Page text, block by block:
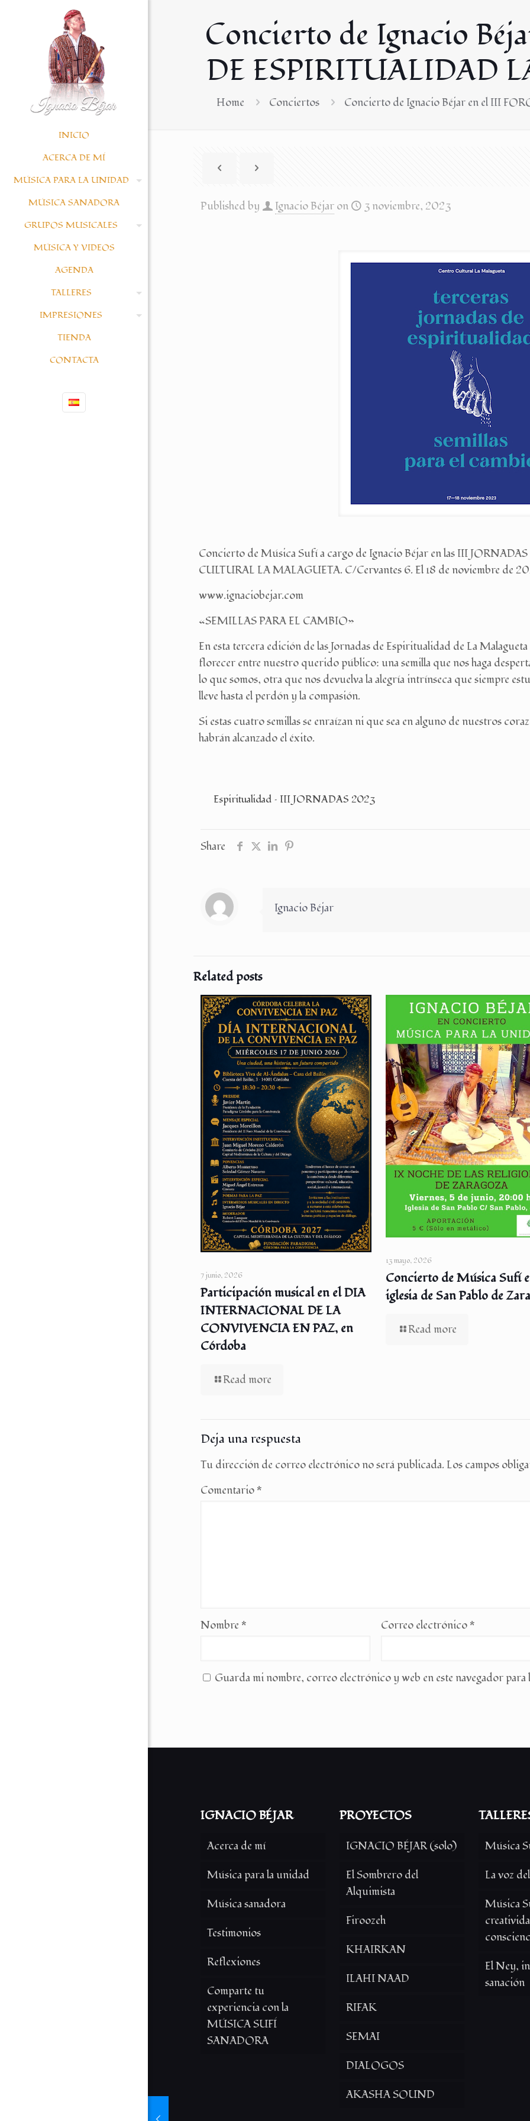
INICIO
ACERCA DE MÍ
MÚSICA PARA LA UNIDAD
MÚSICA SANADORA
GRUPOS MUSICALES
MÚSICA Y VIDEOS
AGENDA
TALLERES
IMPRESIONES
TIENDA
CONTACTA
Concierto de Ignacio
DE ESPIRITUALIDAD
Home Conciertos Concierto de Ignacio Béjar en el III
Published by Ignacio Béjar on 3 noviembre, 2023
Concierto de Música Sufí a cargo de Ignacio Béjar en las III
CULTURAL LA MALAGUETA. C/Cervantes 6. El 18 de noviembre de
www.ignaciobejar.com
«SEMILLAS PARA EL CAMBIO»
En esta tercera edición de las Jornadas de Espiritualidad de La
florecer entre nuestro querido público: una semilla que nos haga
lo que somos, otra que nos devuelva la alegría intrínseca que siempre
lleve hasta el perdón y la compasión.
Si estas cuatro semillas se enraízan ni que sea en alguno de nuestros
habrán alcanzado el éxito.
Espiritualidad – III JORNADAS 2023
Share
Ignacio Béjar
Related posts
7 junio, 2026
Participación musical en el DIA
INTERNACIONAL DE LA
CONVIVENCIA EN PAZ, en
Córdoba
Read more
13 mayo, 2026
Concierto de Música Sufí
iglesia de San Pablo de
Read more
Deja una respuesta
Tu dirección de correo electrónico no será publicada. Los campos
Comentario *
Nombre * Correo electrónico *
Guarda mi nombre, correo electrónico y web en este navegador
IGNACIO BÉJAR
Acerca de mí
Música para la unidad
Música sanadora
Testimonios
Reflexiones
Comparte tu
experiencia con la
MÚSICA SUFÍ
SANADORA
PROYECTOS
IGNACIO BÉJAR (solo)
El Sombrero del
Alquimista
Firoozeh
KHAIRKAN
ILAHI NAAD
RIFAK
SEMAI
DIALOGOS
AKASHA SOUND
Música
La voz
Música
El Ney,
sanación